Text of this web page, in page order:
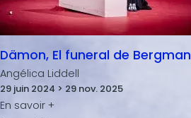
Dämon, El funeral de Bergman
Angélica Liddell
29 juin 2024 > 29 nov. 2025